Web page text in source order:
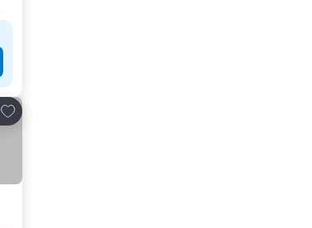
Přidat na seznam oblíbených hotelů